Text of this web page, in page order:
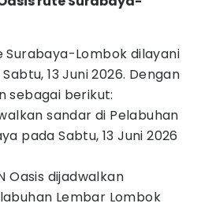
Surabaya-Lombok dilayani
13 Juni 2026. Dengan
sebagai berikut:
sandar di Pelabuhan
pada Sabtu, 13 Juni 2026
Oasis dijadwalkan
Lembar Lombok